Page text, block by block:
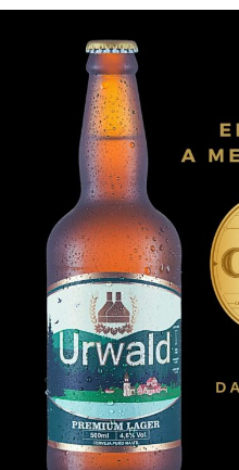
Assista no youtube e nas
https://www.youtube.com/